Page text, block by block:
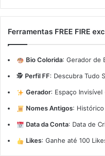
Ferramentas FREE FIRE
Bio Colorida: Gerador de
🕵️ Perfil FF: Descubra Tudo
Gerador: Espaço Invisível
Nomes Antigos:
Data da Conta: Data de
Likes: Ganhe até 100